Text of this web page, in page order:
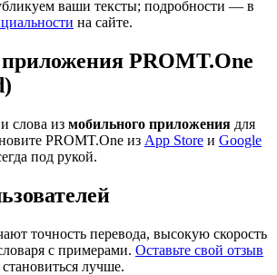
ваши тексты; подробности — в
на сайте.
PROMT.One
слова из мобильного приложения для
PROMT.One из App Store и Google
под рукой.
точность перевода, высокую скорость
с примерами. Оставьте свой отзыв
лучше.